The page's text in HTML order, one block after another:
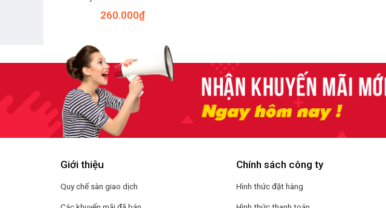
260.000₫
Giới thiệu
Quy chế sàn giao dịch
Chính sách công ty
Hình thức đặt hàng